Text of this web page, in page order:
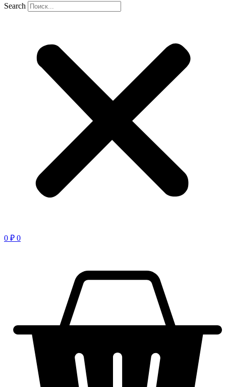
Search
0 ₽ 0